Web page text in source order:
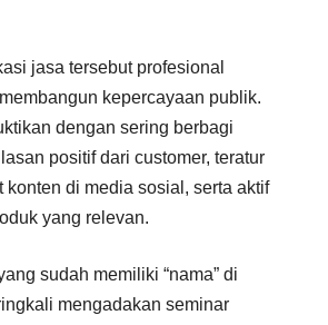
jasa tersebut profesional
kepercayaan publik.
dengan sering berbagi
positif dari customer, teratur
konten di media sosial, serta aktif
yang relevan.
sudah memiliki “nama” di
mengadakan seminar